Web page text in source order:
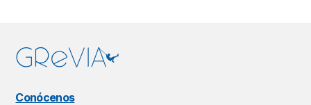
Conócenos